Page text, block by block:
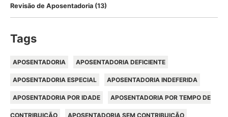
Revisão de Aposentadoria (13)
Tags
APOSENTADORIA APOSENTADORIA DEFICIENTE
APOSENTADORIA ESPECIAL APOSENTADORIA INDEFERIDA
APOSENTADORIA POR IDADE APOSENTADORIA POR TEMPO DE
CONTRIBUIÇÃO APOSENTADORIA SEM CONTRIBUIÇÃO